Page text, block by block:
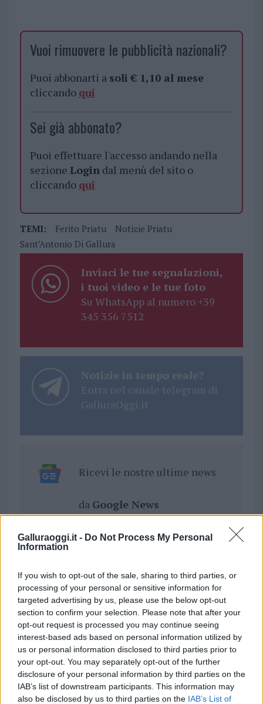
Galluraoggi.it - Do Not Process My Personal
Information
If you wish to opt-out of the sale, sharing to third parties, or
processing of your personal or sensitive information for
targeted advertising by us, please use the below opt-out
section to confirm your selection. Please note that after your
opt-out request is processed you may continue seeing
interest-based ads based on personal information utilized by
us or personal information disclosed to third parties prior to
your opt-out. You may separately opt-out of the further
disclosure of your personal information by third parties on the
IAB’s list of downstream participants. This information may
also be disclosed by us to third parties on the IAB’s List of
Vuoi rimuovere le pubblicità nazionali?
Puoi abbonarti a soli € 1,10 al mese
cliccando qui
Sei già abbonato?
Puoi effettuare l'accesso andando nella
sezione Logindal menù del sito o
cliccando qui
TEMI: Ferito Priatu
Notizie Priatu
Sant’Antonio Di Gallura
Inviaci le tue segnalazioni,
i tuoi video e le tue foto
Su WhatsApp al numero +39
345 356 7512
Notizie in tempo reale?
Entra nel canale telegram di
GalluraOggi.it
Ricevi le nostre ultime news
da Google News
Condividi l'articolo
F
a
ce
b
o
o
k
T
w
it
te
r
Pi
n
te
re
st
W
h
at
s
A
p
p
S
h
a
re
Articolo precedente
Prossimo articolo
NOTIZIE RECENTI